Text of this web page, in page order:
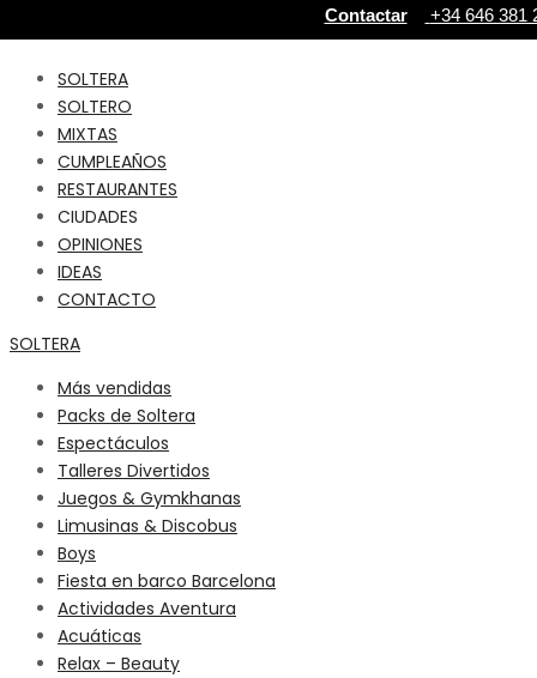
SOLTERA
SOLTERO
MIXTAS
CUMPLEAÑOS
RESTAURANTES
CIUDADES
OPINIONES
IDEAS
CONTACTO
SOLTERA
Más vendidas
Packs de Soltera
Espectáculos
Talleres Divertidos
Juegos & Gymkhanas
Limusinas & Discobus
Boys
Fiesta en barco Barcelona
Actividades Aventura
Acuáticas
Relax – Beauty
Contactar +34 646 381